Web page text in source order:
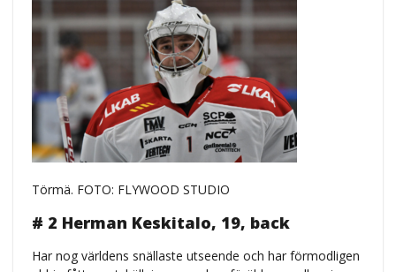
Törmä. FOTO: FLYWOOD STUDIO
# 2 Herman Keskitalo, 19, back
Har nog världens snällaste utseende och har förmodligen